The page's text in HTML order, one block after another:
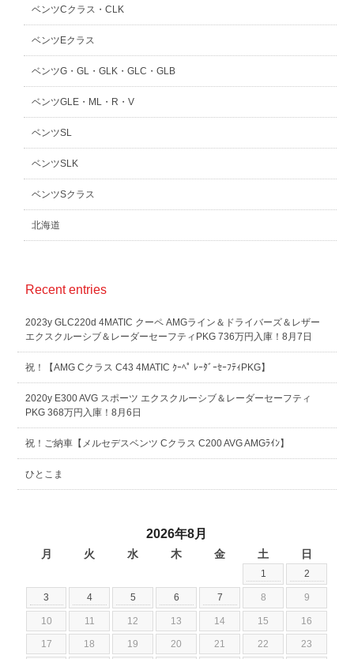
ベンツCクラス・CLK
ベンツEクラス
ベンツG・GL・GLK・GLC・GLB
ベンツGLE・ML・R・V
ベンツSL
ベンツSLK
ベンツSクラス
北海道
Recent entries
2023y GLC220d 4MATIC クーペ AMGライン＆ドライバーズ＆レザー
エクスクルーシブ＆レーダーセーフティPKG 736万円入庫！8月7日
祝！【AMG Cクラス C43 4MATIC ｸｰﾍﾟ ﾚｰﾀﾞｰｾｰﾌﾃｨPKG】
2020y E300 AVG スポーツ エクスクルーシブ＆レーダーセーフティ
PKG 368万円入庫！8月6日
祝！ご納車【メルセデスベンツ Cクラス C200 AVG AMGﾗｲﾝ】
ひとこま
2026年8月
月 火 水 木 金 土 日
1 2
3 4 5 6 7 8 9
10 11 12 13 14 15 16
17 18 19 20 21 22 23